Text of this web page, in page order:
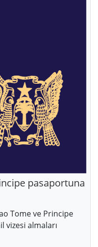
pasaportuna
Tome ve Principe
vizesi almaları